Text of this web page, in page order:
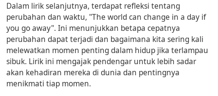
Dalam lirik selanjutnya, terdapat refleksi tentang
perubahan dan waktu, "The world can change in a day if
you go away". Ini menunjukkan betapa cepatnya
perubahan dapat terjadi dan bagaimana kita sering kali
melewatkan momen penting dalam hidup jika terlampau
sibuk. Lirik ini mengajak pendengar untuk lebih sadar
akan kehadiran mereka di dunia dan pentingnya
menikmati tiap momen.